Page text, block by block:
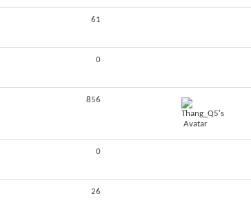
61
0
856
0
26